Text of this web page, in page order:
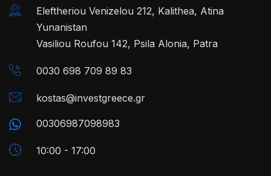
Eleftheriou Venizelou 212, Kalithea, Atina
Yunanistan
Vasiliou Roufou 142, Psila Alonia, Patra
0030 698 709 89 83
kostas@investgreece.gr
00306987098983
10:00 - 17:00